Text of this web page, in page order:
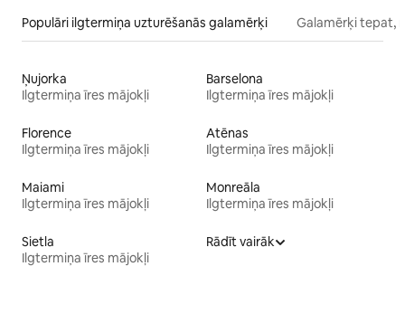
Populāri ilgtermiņa uzturēšanās galamērķi Galamērķi tepat,
Ņujorka
Ilgtermiņa īres mājokļi
Barselona
Ilgtermiņa īres mājokļi
Florence
Ilgtermiņa īres mājokļi
Atēnas
Ilgtermiņa īres mājokļi
Maiami
Ilgtermiņa īres mājokļi
Monreāla
Ilgtermiņa īres mājokļi
Sietla
Ilgtermiņa īres mājokļi
Rādīt vairāk